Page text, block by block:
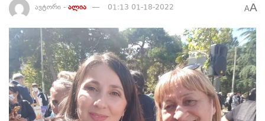
ავტორი - ალია 01:13 01-18-2022 AA